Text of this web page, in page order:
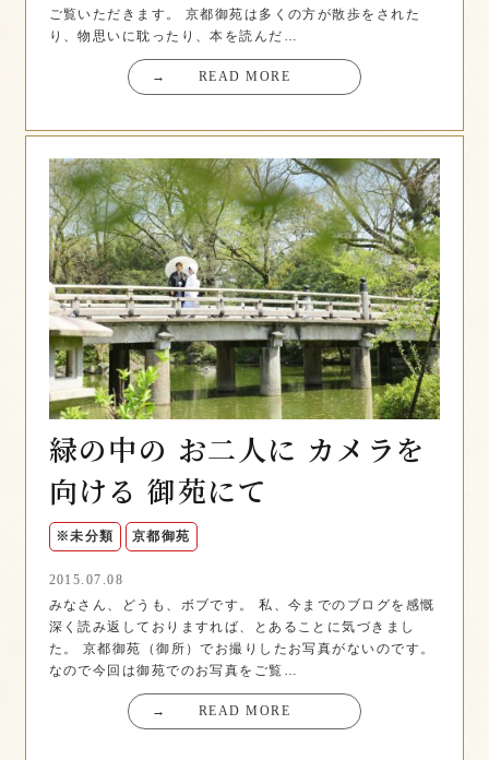
ご覧いただきます。 京都御苑は多くの方が散歩をされた
り、物思いに耽ったり、本を読んだ…
→ READ MORE
緑の中の お二人に カメラを
向ける 御苑にて
※未分類 京都御苑
2015.07.08
みなさん、どうも、ボブです。 私、今までのブログを感慨
深く読み返しておりますれば、とあることに気づきまし
た。 京都御苑（御所）でお撮りしたお写真がないのです。
なので今回は御苑でのお写真をご覧…
→ READ MORE